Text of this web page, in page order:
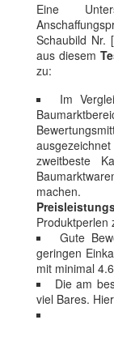
Eine
Schaubild Nr.
aus diesem
zu:
Im
zweitbeste
Produktperlen
Gute
geringen
mit minimal
Die am
viel Bares.